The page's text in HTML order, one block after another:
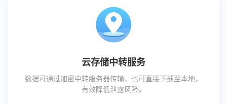
云存储中转服务
数据可通过加密中转服务器传输，也可直接下载至本地，
有效降低泄露风险。